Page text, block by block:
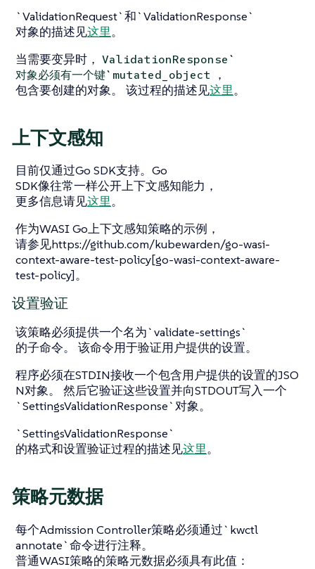
`ValidationRequest`和`ValidationResponse`
对象的描述见这里。
当需要变异时， ValidationResponse`
对象必须有一个键`mutated_object
，
包含要创建的对象。 该过程的描述见这里。
上下文感知
目前仅通过Go SDK支持。Go
SDK像往常一样公开上下文感知能力，
更多信息请见这里。
作为WASI Go上下文感知策略的示例，
请参见https://github.com/kubewarden/go-wasi-
context-aware-test-policy[go-wasi-context-aware-
test-policy]。
设置验证
该策略必须提供一个名为`validate-settings`
的子命令。 该命令用于验证用户提供的设置。
程序必须在STDIN接收一个包含用户提供的设置的JSO
N对象。 然后它验证这些设置并向STDOUT写入一个
`SettingsValidationResponse`对象。
`SettingsValidationResponse`
的格式和设置验证过程的描述见这里。
策略元数据
每个Admission Controller策略必须通过`kwctl
annotate`命令进行注释。
普通WASI策略的策略元数据必须具有此值：